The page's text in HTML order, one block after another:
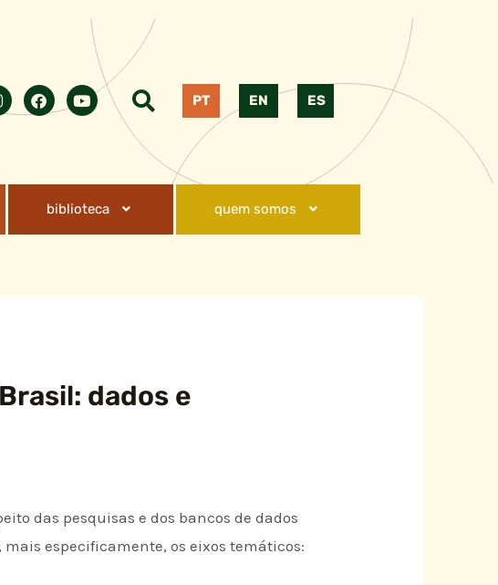
PT EN ES
biblioteca quem somos
dados e
das pesquisas e dos bancos de dados
especificamente, os eixos temáticos: